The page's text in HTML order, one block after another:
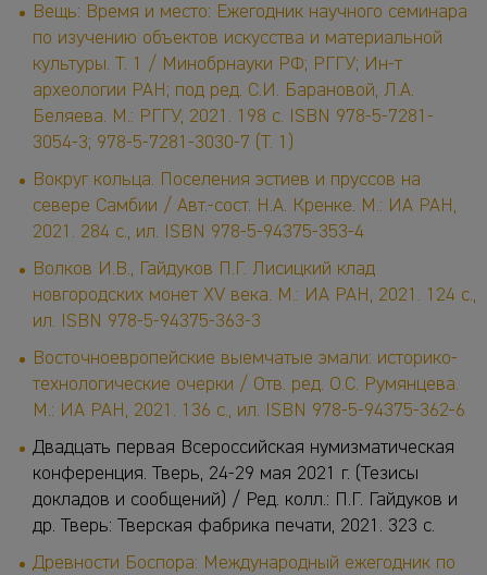
Вещь: Время и место: Ежегодник научного семинара
по изучению объектов искусства и материальной
культуры. Т. 1 / Минобрнауки РФ; РГГУ; Ин-т
археологии РАН; под ред. С.И. Барановой, Л.А.
Беляева. М.: РГГУ, 2021. 198 с. ISBN 978-5-7281-
3054-3; 978-5-7281-3030-7 (Т. 1)
Вокруг кольца. Поселения эстиев и пруссов на
севере Самбии / Авт.-сост. Н.А. Кренке. М.: ИА РАН,
2021. 284 с., ил. ISBN 978-5-94375-353-4
Волков И.В., Гайдуков П.Г. Лисицкий клад
новгородских монет XV века. М.: ИА РАН, 2021. 124 с.,
ил. ISBN 978-5-94375-363-3
Восточноевропейские выемчатые эмали: историко-
технологические очерки / Отв. ред. О.С. Румянцева.
М.: ИА РАН, 2021. 136 с., ил. ISBN 978-5-94375-362-6
Двадцать первая Всероссийская нумизматическая
конференция. Тверь, 24-29 мая 2021 г. (Тезисы
докладов и сообщений) / Ред. колл.: П.Г. Гайдуков и
др. Тверь: Тверская фабрика печати, 2021. 323 с.
Древности Боспора: Международный ежегодник по